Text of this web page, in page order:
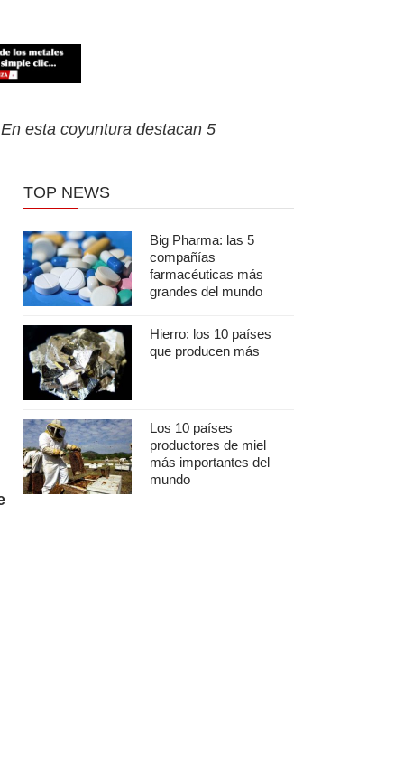
esta coyuntura destacan 5
TOP NEWS
Big Pharma: las 5
compañías
farmacéuticas más
grandes del mundo
Hierro: los 10 países
que producen más
Los 10 países
productores de miel
más importantes del
mundo